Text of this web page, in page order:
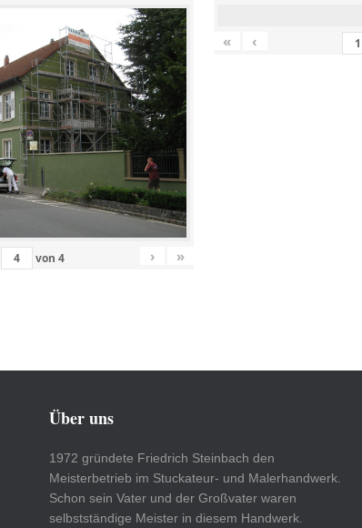
von4 › »
« ‹
Über uns
1972 gründete Friedrich Steinbach den
Meisterbetrieb im Stuckateur- und Malerhandwerk.
Schon sein Vater und der Großvater waren
selbstständige Meister in diesem Handwerk.